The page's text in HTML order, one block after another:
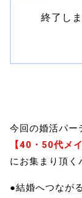
終了し
今回の婚活パー
【40・50代メ
にお集まり頂く
●結婚へつなが